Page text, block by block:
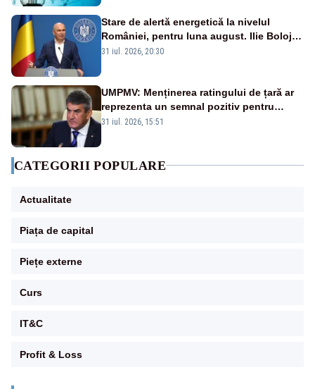
Stare de alertă energetică la nivelul
României, pentru luna august. Ilie Bolojan
a anunțat importuri și posibile restricții –
31 iul. 2026, 20:30
UMPMV: Menținerea ratingului de țară ar
reprezenta un semnal pozitiv pentru
România. Autoritățile trebuie să continue
31 iul. 2026, 15:51
CATEGORII POPULARE
Actualitate
Piața de capital
Piețe externe
Curs
IT&C
Profit & Loss